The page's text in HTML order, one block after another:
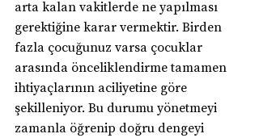
arta kalan vakitlerde ne yapılması
gerektiğine karar vermektir. Birden
fazla çocuğunuz varsa çocuklar
arasında önceliklendirme tamamen
ihtiyaçlarının aciliyetine göre
şekilleniyor. Bu durumu yönetmeyi
zamanla öğrenip doğru dengeyi